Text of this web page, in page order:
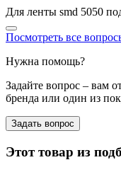
Для ленты smd 5050
Посмотреть все
Нужна помощь?
Задайте вопрос – вам
бренда или один из
Задать вопрос
Этот товар из